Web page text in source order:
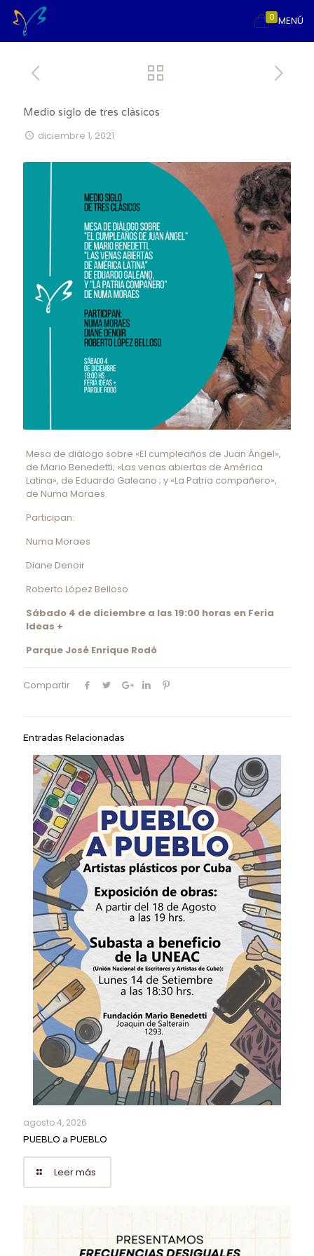
MENÚ
0
Medio siglo de tres clásicos
diciembre 1, 2021
Mesa de diálogo sobre «El cumpleaños de Juan Ángel»,
de Mario Benedetti; «Las venas abiertas de América
Latina», de Eduardo Galeano ; y «La Patria compañero»,
de Numa Moraes.
Participan:
Numa Moraes
Diane Denoir
Roberto López Belloso
Sábado 4 de diciembre a las 19:00 horas en Feria
Ideas +
Parque José Enrique Rodó
Compartir
Entradas Relacionadas
agosto 4, 2026
PUEBLO a PUEBLO
Leer más